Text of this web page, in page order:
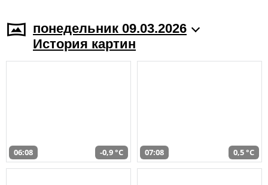
понедельник 09.03.2026
История картин
06:08 -0,9 °C 07:08 0,5 °C